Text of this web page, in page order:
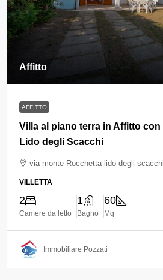
Affitto
AFFITTO
Villa al piano terra in Affitto
Lido degli Scacchi
via monte Rocchetta lido degli scacchi
VILLETTA
2
Camere da letto
1
Bagno
60
Mq
Immobiliare Pozzati